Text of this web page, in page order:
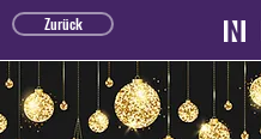
Zurück